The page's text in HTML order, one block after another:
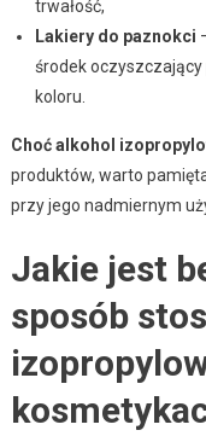
trwałość,
Lakiery do paznokci
środek oczyszczający
koloru.
Choć alkohol
produktów, warto
przy jego nadmiernym
Jakie jest
sposób